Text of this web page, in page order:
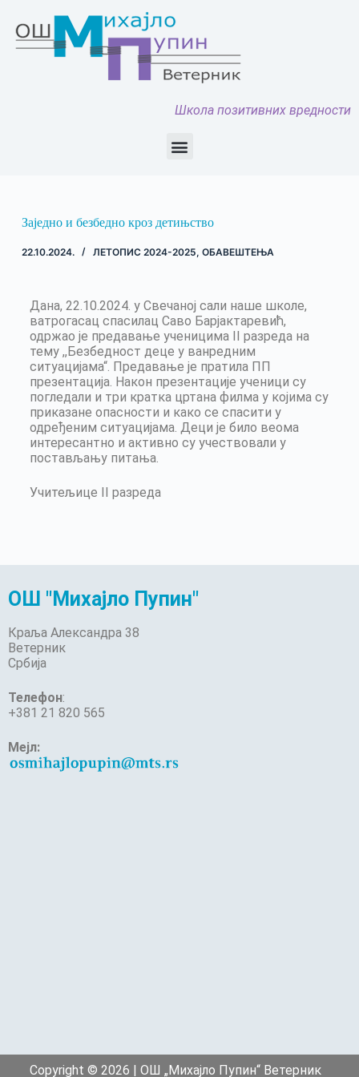
Школа позитивних вредности
Заједно и безбедно кроз детињство
22.10.2024. ЛЕТОПИС 2024-2025, ОБАВЕШТЕЊА
Дана, 22.10.2024. у Свечаној сали наше школе,
ватрогасац спасилац Саво Барјактаревић,
одржао је предавање ученицима II разреда на
тему ,,Безбедност деце у ванредним
ситуацијама“. Предавање је пратила ПП
презентација. Након презентације ученици су
погледали и три кратка цртана филма у којима су
приказане опасности и како се спасити у
одређеним ситуацијама. Деци је било веома
интересантно и активно су учествовали у
постављању питања.
Учитељице II разреда
ОШ "Михајло Пупин"
Краља Александра 38
Ветерник
Србија
Телефон:
+381 21 820 565
Мејл:
Copyright © 2026 | ОШ „Михајло Пупин“ Ветерник